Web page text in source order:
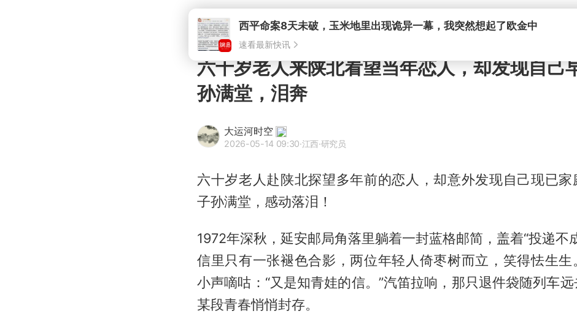
西平命案8天未破，玉米地里出现诡异一幕，我突然想起了欧金中
速看最新快讯
六十岁老人来陕北看望当年恋人，却发现自己
孙满堂，泪奔
大运河时空
2026-05-14 09:30·江西·研究员
六十岁老人赴陕北探望多年前的恋人，却意外发现自己现已家
子孙满堂，感动落泪！
1972年深秋，延安邮局角落里躺着一封蓝格邮简，盖着“投递不
信里只有一张褪色合影，两位年轻人倚枣树而立，笑得怯生生
小声嘀咕：“又是知青娃的信。”汽笛拉响，那只退件袋随列车
某段青春悄悄封存。